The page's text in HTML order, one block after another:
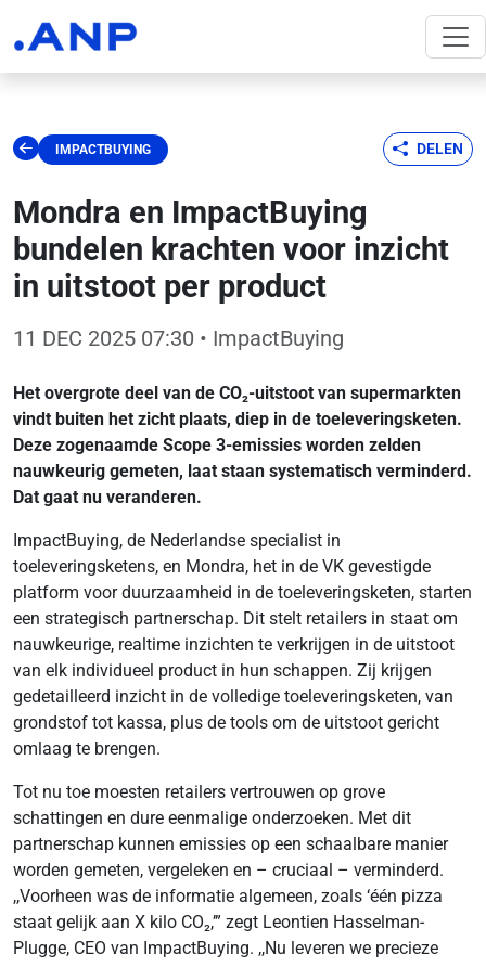
IMPACTBUYING DELEN
Mondra en ImpactBuying
bundelen krachten voor inzicht
in uitstoot per product
11 DEC 2025 07:30 • ImpactBuying
Het overgrote deel van de CO₂-uitstoot van supermarkten
vindt buiten het zicht plaats, diep in de toeleveringsketen.
Deze zogenaamde Scope 3-emissies worden zelden
nauwkeurig gemeten, laat staan systematisch verminderd.
Dat gaat nu veranderen.
ImpactBuying, de Nederlandse specialist in
toeleveringsketens, en Mondra, het in de VK gevestigde
platform voor duurzaamheid in de toeleveringsketen, starten
een strategisch partnerschap. Dit stelt retailers in staat om
nauwkeurige, realtime inzichten te verkrijgen in de uitstoot
van elk individueel product in hun schappen. Zij krijgen
gedetailleerd inzicht in de volledige toeleveringsketen, van
grondstof tot kassa, plus de tools om de uitstoot gericht
omlaag te brengen.
Tot nu toe moesten retailers vertrouwen op grove
schattingen en dure eenmalige onderzoeken. Met dit
partnerschap kunnen emissies op een schaalbare manier
worden gemeten, vergeleken en – cruciaal – verminderd.
,,Voorheen was de informatie algemeen, zoals ‘één pizza
staat gelijk aan X kilo CO₂,’” zegt Leontien Hasselman-
Plugge, CEO van ImpactBuying. ,,Nu leveren we precieze